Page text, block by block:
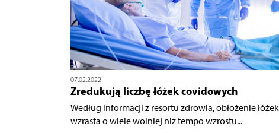
07.02.2022
Zredukują liczbę łóżek covidowych
Według informacji z resortu zdrowia, obłożenie łóżek
wzrasta o wiele wolniej niż tempo wzrostu...